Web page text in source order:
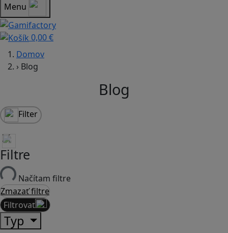
Menu
0,00 €
Domov
› Blog
Blog
Filter
Filtre
Načítam filtre
Zmazať filtre
Filtrovať
Typ